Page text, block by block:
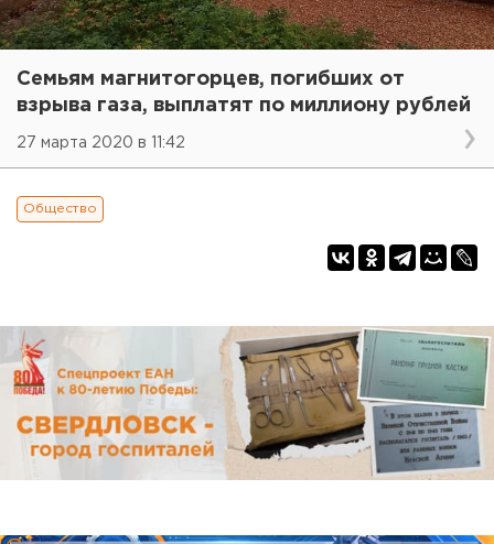
Семьям магнитогорцев, погибших от
взрыва газа, выплатят по миллиону рублей
27 марта 2020 в 11:42
Общество